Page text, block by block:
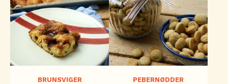
BRUNSVIGER PEBERNØDDER